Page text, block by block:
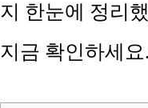
지 한눈에 정리
지금 확인하세요